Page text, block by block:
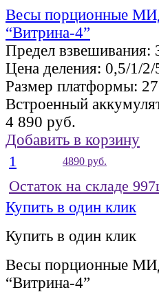
Весы порционные
“Витрина-4”
Предел взвешивания:
Цена деления: 0,5/1/2/
Размер платформы:
Встроенный
4 890 руб.
Добавить в корзину
1
4890 руб.
Остаток на складе
Купить в один клик
Купить в один клик
Весы порционные
“Витрина-4”